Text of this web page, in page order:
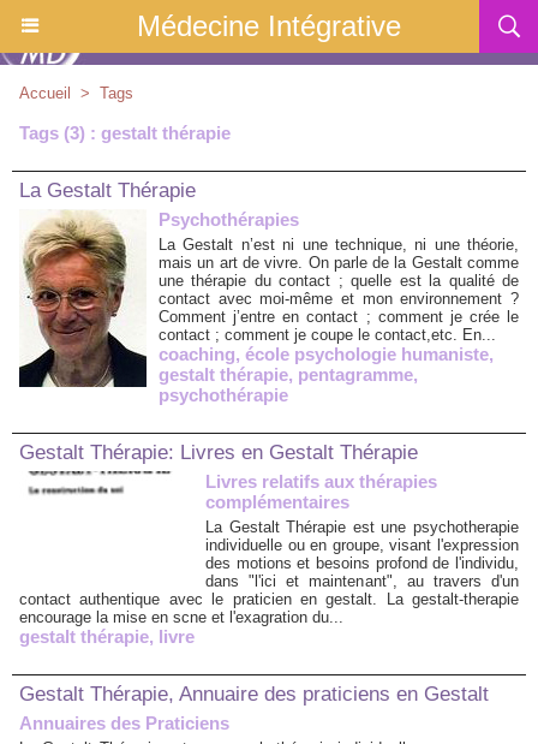
Médecine Intégrative
Accueil > Tags
Tags (3) : gestalt thérapie
La Gestalt Thérapie
Psychothérapies
La Gestalt n’est ni une technique, ni une théorie,
mais un art de vivre. On parle de la Gestalt comme
une thérapie du contact ; quelle est la qualité de
contact avec moi-même et mon environnement ?
Comment j’entre en contact ; comment je crée le
contact ; comment je coupe le contact,etc. En...
coaching, école psychologie humaniste,
gestalt thérapie, pentagramme,
psychothérapie
Gestalt Thérapie: Livres en Gestalt Thérapie
Livres relatifs aux thérapies
complémentaires
La Gestalt Thérapie est une psychotherapie
individuelle ou en groupe, visant l'expression
des motions et besoins profond de l'individu,
dans "l'ici et maintenant", au travers d'un
contact authentique avec le praticien en gestalt. La gestalt-therapie
encourage la mise en scne et l'exagration du...
gestalt thérapie, livre
Gestalt Thérapie, Annuaire des praticiens en Gestalt
Annuaires des Praticiens